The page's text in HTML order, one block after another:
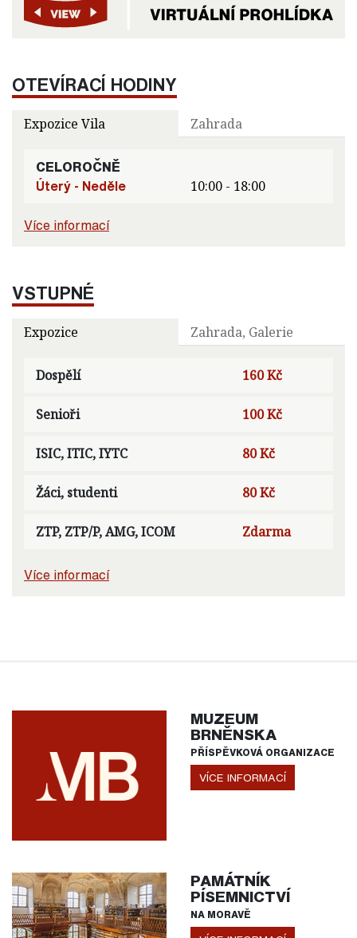
OTEVÍRACÍ HODINY
Expozice Vila Zahrada
CELOROČNĚ
Úterý - Neděle
10:00 - 18:00
Více informací
VSTUPNÉ
Expozice Zahrada, Galerie
Dospělí 160 Kč
Senioři 100 Kč
ISIC, ITIC, IYTC 80 Kč
Žáci, studenti 80 Kč
ZTP, ZTP/P, AMG, ICOM Zdarma
Více informací
MUZEUM
BRNĚNSKA
PŘÍSPĚVKOVÁ ORGANIZACE
VÍCE INFORMACÍ
PAMÁTNÍK
PÍSEMNICTVÍ
NA MORAVĚ